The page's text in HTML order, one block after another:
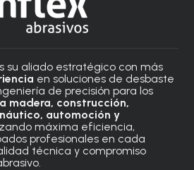
su aliado estratégico con más
en soluciones de desbaste
de precisión para los
madera, construcción,
automoción y
máxima eficiencia,
profesionales en cada
técnica y compromiso